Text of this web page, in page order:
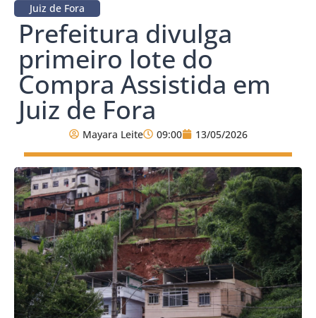
Juiz de Fora
Prefeitura divulga
primeiro lote do
Compra Assistida em
Juiz de Fora
Mayara Leite 09:00 13/05/2026